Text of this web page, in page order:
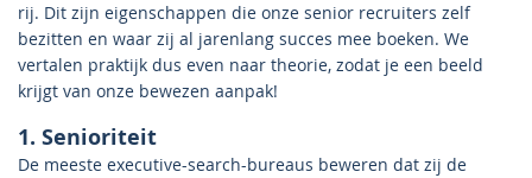
rij. Dit zijn eigenschappen die onze senior recruiters zelf
bezitten en waar zij al jarenlang succes mee boeken. We
vertalen praktijk dus even naar theorie, zodat je een beeld
krijgt van onze bewezen aanpak!
1. Senioriteit
De meeste executive-search-bureaus beweren dat zij de